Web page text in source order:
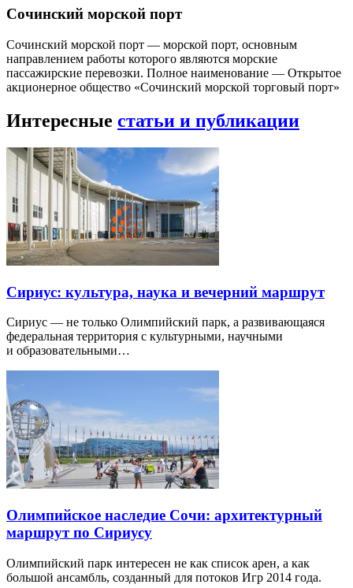
Сочинский морской порт
Сочинский морской порт — морской порт, основным
направлением работы которого являются морские
пассажирские перевозки. Полное наименование — Открытое
акционерное общество «Сочинский морской торговый порт»
Интересные статьи и публикации
Сириус: культура, наука и вечерний маршрут
Сириус — не только Олимпийский парк, а развивающаяся
федеральная территория с культурными, научными
и образовательными…
Олимпийское наследие Сочи: архитектурный
маршрут по Сириусу
Олимпийский парк интересен не как список арен, а как
большой ансамбль, созданный для потоков Игр 2014 года.